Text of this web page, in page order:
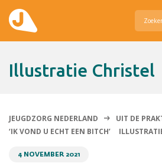
Illustratie Christel
JEUGDZORG NEDERLAND UIT DE
‘IK VOND U ECHT EEN BITCH’
4 NOVEMBER 2021